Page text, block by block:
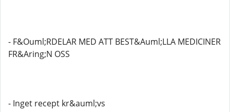
- F&Ouml;RDELAR MED ATT BEST&Auml;LLA MEDICINER
FR&Aring;N OSS
- Inget recept kr&auml;vs